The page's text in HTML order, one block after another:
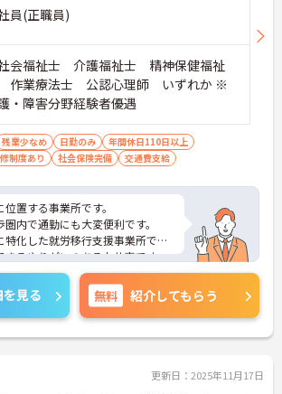
員(正職員)
会福祉士 介護福祉士 精神保健福祉
業療法士 公認心理師 いずれか ※
・障害分野経験者優遇
残業少なめ 日勤のみ
年間休日110日以上
制度あり 社会保険完備 交通費支給
置する事業所です。
内で通勤にも大変便利です。
特化した就労移行支援事業所で、
きるやりがいのあるお仕事です。
、面接対策ポイントなど、さらに
ますのでお気軽にご相談くださ
を見る 無料 紹介してもらう
更新日：2025年11月17日